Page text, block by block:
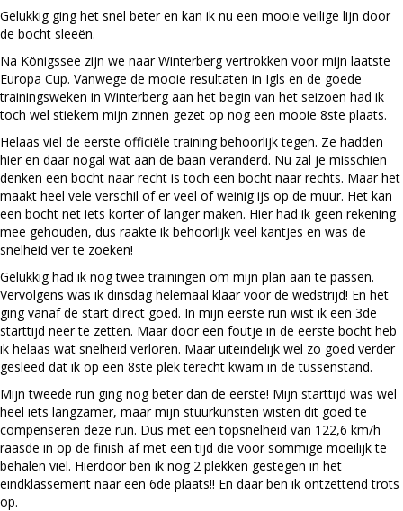
Gelukkig ging het snel beter en kan ik nu een mooie veilige lijn door
de bocht sleeën.
Na Königssee zijn we naar Winterberg vertrokken voor mijn laatste
Europa Cup. Vanwege de mooie resultaten in Igls en de goede
trainingsweken in Winterberg aan het begin van het seizoen had ik
toch wel stiekem mijn zinnen gezet op nog een mooie 8ste plaats.
Helaas viel de eerste officiële training behoorlijk tegen. Ze hadden
hier en daar nogal wat aan de baan veranderd. Nu zal je misschien
denken een bocht naar recht is toch een bocht naar rechts. Maar het
maakt heel vele verschil of er veel of weinig ijs op de muur. Het kan
een bocht net iets korter of langer maken. Hier had ik geen rekening
mee gehouden, dus raakte ik behoorlijk veel kantjes en was de
snelheid ver te zoeken!
Gelukkig had ik nog twee trainingen om mijn plan aan te passen.
Vervolgens was ik dinsdag helemaal klaar voor de wedstrijd! En het
ging vanaf de start direct goed. In mijn eerste run wist ik een 3de
starttijd neer te zetten. Maar door een foutje in de eerste bocht heb
ik helaas wat snelheid verloren. Maar uiteindelijk wel zo goed verder
gesleed dat ik op een 8ste plek terecht kwam in de tussenstand.
Mijn tweede run ging nog beter dan de eerste! Mijn starttijd was wel
heel iets langzamer, maar mijn stuurkunsten wisten dit goed te
compenseren deze run. Dus met een topsnelheid van 122,6 km/h
raasde in op de finish af met een tijd die voor sommige moeilijk te
behalen viel. Hierdoor ben ik nog 2 plekken gestegen in het
eindklassement naar een 6de plaats!! En daar ben ik ontzettend trots
op.